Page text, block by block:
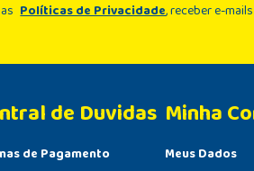
Políticas de Privacidade, receber e-
de Duvidas
de Pagamento
Minha
Meus Dados